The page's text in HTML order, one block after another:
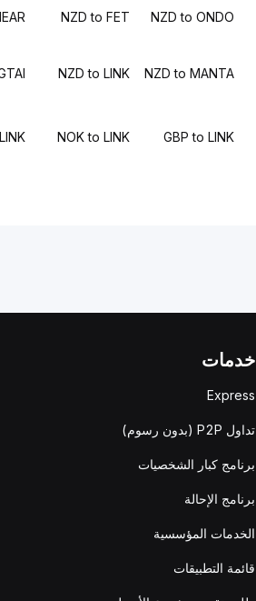
NZD to ONDO
NZD to FET
NZD to MANTA
NZD to LINK
GBP to LINK
NOK to LINK
خدمات
Express
تداول P2P (بدون رسوم)
برنامج كبار الشخصيات
برنامج الإحالة
الخدمات المؤسسية
قائمة التطبيقات